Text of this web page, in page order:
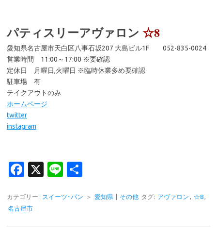
パティスリーアヴァロン ☆8
愛知県名古屋市天白区八事石坂207 大島ビル1F 052-835-0024
営業時間 11:00～17:00 ※要確認
定休日 月曜日,火曜日 ※臨時休業多め要確認
駐車場 有
テイクアウトのみ
ホームページ
twitter
instagram
Fa
e
b
X
Li
e
カテゴリー: スイーツ･パン ＞ 愛知県 その他 タグ: アヴァロン , ☆8,
名古屋市